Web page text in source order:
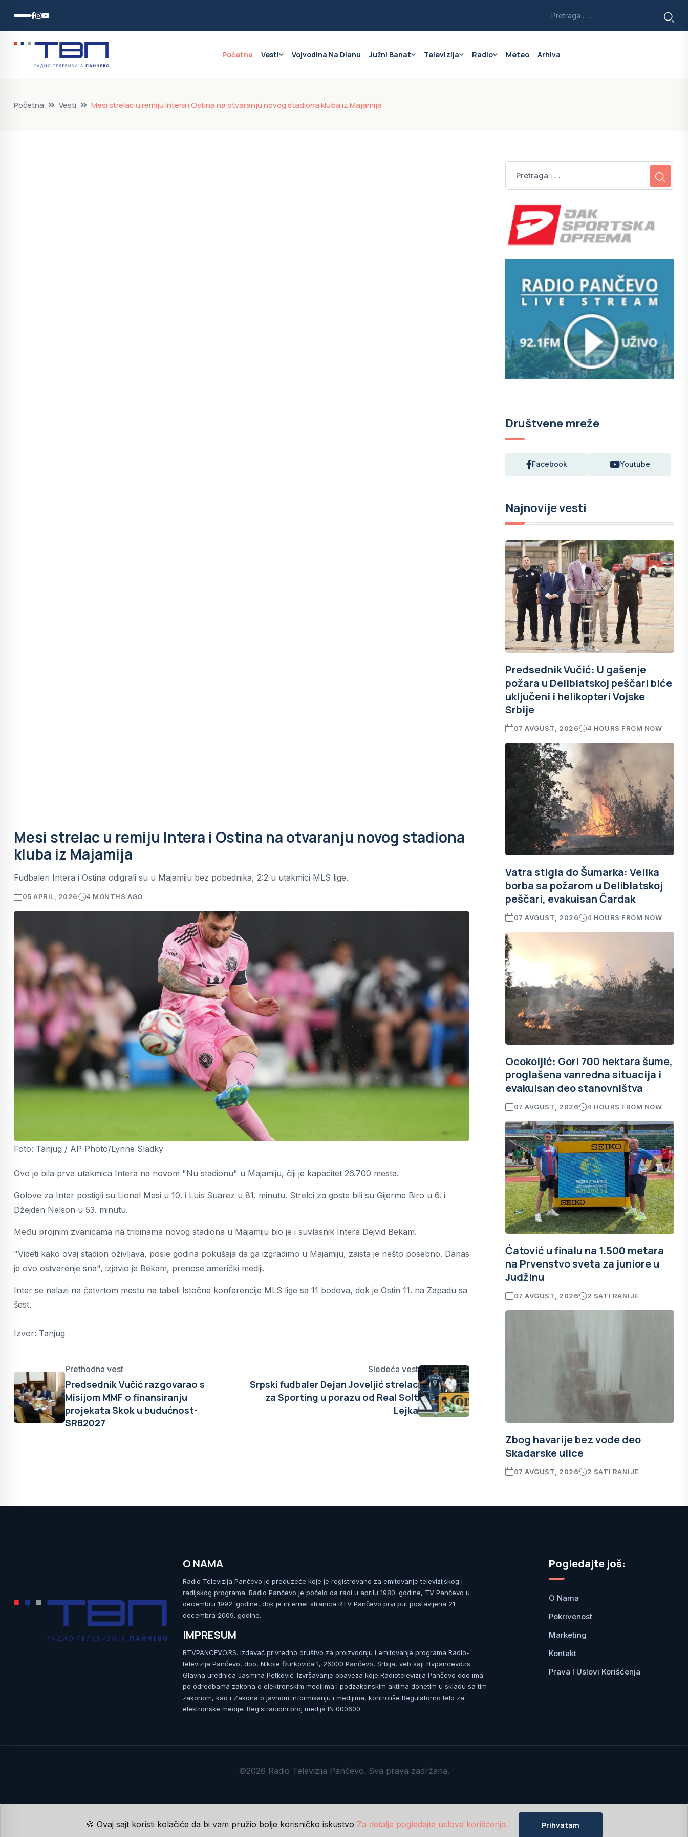
Početna Vesti Vojvodina Na Dlanu Južni Banat Televizija Radio Meteo Arhiva
Početna Vesti Mesi strelac u remiju Intera i Ostina na otvaranju novog stadiona kluba iz Majamija
Mesi strelac u remiju Intera i Ostina na otvaranju novog stadiona
kluba iz Majamija
Fudbaleri Intera i Ostina odigrali su u Majamiju bez pobednika, 2:2 u utakmici MLS lige.
05 APRIL, 2026 4 MONTHS AGO
Foto: Tanjug / AP Photo/Lynne Sladky
Ovo je bila prva utakmica Intera na novom "Nu stadionu" u Majamiju, čiji je kapacitet 26.700 mesta.
Golove za Inter postigli su Lionel Mesi u 10. i Luis Suarez u 81. minutu. Strelci za goste bili su Gijerme Biro u 6. i
Džejden Nelson u 53. minutu.
Među brojnim zvanicama na tribinama novog stadiona u Majamiju bio je i suvlasnik Intera Dejvid Bekam.
"Videti kako ovaj stadion oživljava, posle godina pokušaja da ga izgradimo u Majamiju, zaista je nešto posebno. Danas
je ovo ostvarenje sna", izjavio je Bekam, prenose američki mediji.
Inter se nalazi na četvrtom mestu na tabeli Istočne konferencije MLS lige sa 11 bodova, dok je Ostin 11. na Zapadu sa
šest.
Izvor: Tanjug
Prethodna vest
Predsednik Vučić razgovarao s
Misijom MMF o finansiranju
projekata Skok u budućnost-
SRB2027
Sledeća vest
Srpski fudbaler Dejan Joveljić strelac
za Sporting u porazu od Real Solt
Lejka
Društvene mreže
Facebook Youtube
Najnovije vesti
Predsednik Vučić: U gašenje
požara u Deliblatskoj peščari biće
uključeni i helikopteri Vojske
Srbije
07 AVGUST, 2026 4 HOURS FROM NOW
Vatra stigla do Šumarka: Velika
borba sa požarom u Deliblatskoj
peščari, evakuisan Čardak
07 AVGUST, 2026 4 HOURS FROM NOW
Ocokoljić: Gori 700 hektara šume,
proglašena vanredna situacija i
evakuisan deo stanovništva
07 AVGUST, 2026 4 HOURS FROM NOW
Ćatović u finalu na 1.500 metara
na Prvenstvo sveta za juniore u
Judžinu
07 AVGUST, 2026 2 SATI RANIJE
Zbog havarije bez vode deo
Skadarske ulice
07 AVGUST, 2026 2 SATI RANIJE
O NAMA
Radio Televizija Pančevo je preduzeće koje je registrovano za emitovanje televizijskog i
radijskog programa. Radio Pančevo je počelo da radi u aprilu 1980. godine, TV Pančevo u
decembru 1992. godine, dok je internet stranica RTV Pančevo prvi put postavljena 21.
decembra 2009. godine.
IMPRESUM
RTVPANCEVO.RS. Izdavač privredno društvo za proizvodnju i emitovanje programa Radio-
televizija Pančevo, doo, Nikole Đurkovića 1, 26000 Pančevo, Srbija, veb sajt rtvpancevo.rs
Glavna urednica Jasmina Petković. Izvršavanje obaveza koje Radiotelevizija Pančevo doo ima
po odredbama zakona o elektronskim medijima i podzakonskim aktima donetim u skladu sa tim
zakonom, kao i Zakona o javnom informisanju i medijima, kontroliše Regulatorno telo za
elektronske medije. Registracioni broj medija IN 000600.
Pogledajte još:
O Nama
Pokrivenost
Marketing
Kontakt
Prava I Uslovi Korišćenja
©2026 Radio Televizija Pančevo. Sva prava zadržana.
🍪 Ovaj sajt koristi kolačiće da bi vam pružio bolje korisničko iskustvo Za detalje pogledajte uslove korišćenja. Prihvatam